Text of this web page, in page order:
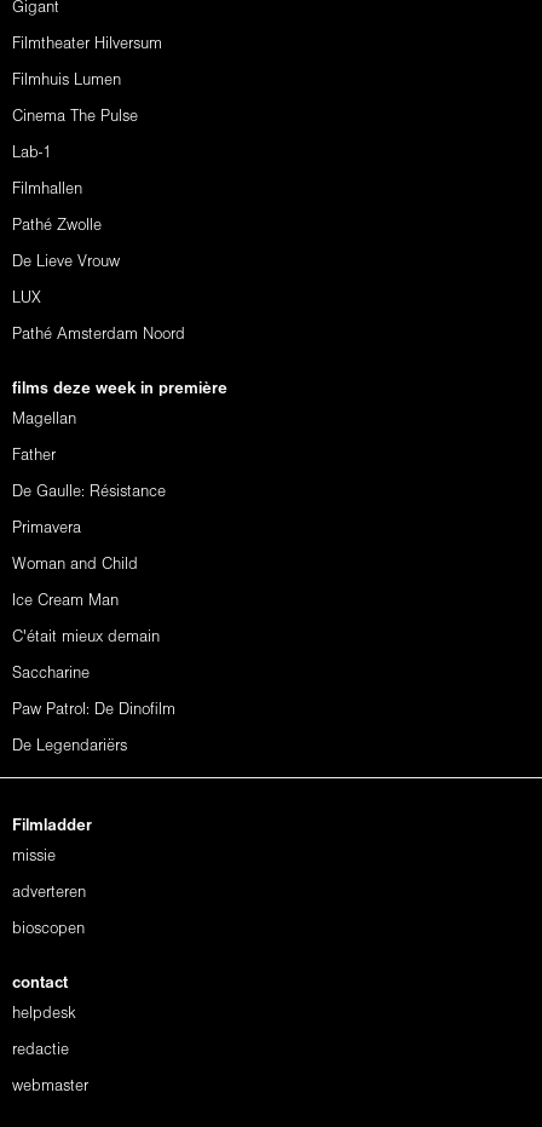
Gigant
Filmtheater Hilversum
Filmhuis Lumen
Cinema The Pulse
Lab-1
Filmhallen
Pathé Zwolle
De Lieve Vrouw
LUX
Pathé Amsterdam Noord
films deze week in première
Magellan
Father
De Gaulle: Résistance
Primavera
Woman and Child
Ice Cream Man
C'était mieux demain
Saccharine
Paw Patrol: De Dinofilm
De Legendariërs
Filmladder
missie
adverteren
bioscopen
contact
helpdesk
redactie
webmaster